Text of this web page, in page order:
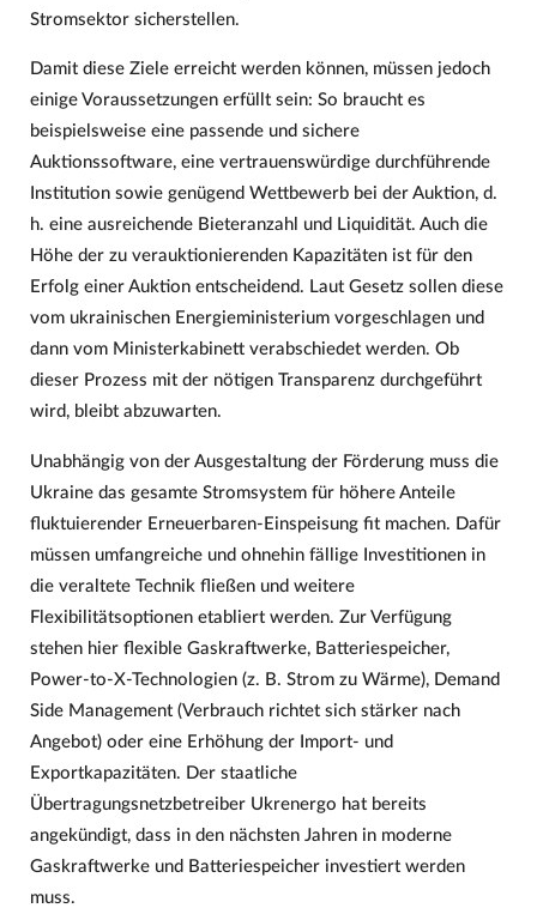
Stromsektor sicherstellen.
Damit diese Ziele erreicht werden können, müssen jedoch
einige Voraussetzungen erfüllt sein: So braucht es
beispielsweise eine passende und sichere
Auktionssoftware, eine vertrauenswürdige durchführende
Institution sowie genügend Wettbewerb bei der Auktion, d.
h. eine ausreichende Bieteranzahl und Liquidität. Auch die
Höhe der zu verauktionierenden Kapazitäten ist für den
Erfolg einer Auktion entscheidend. Laut Gesetz sollen diese
vom ukrainischen Energieministerium vorgeschlagen und
dann vom Ministerkabinett verabschiedet werden. Ob
dieser Prozess mit der nötigen Transparenz durchgeführt
wird, bleibt abzuwarten.
Unabhängig von der Ausgestaltung der Förderung muss die
Ukraine das gesamte Stromsystem für höhere Anteile
fluktuierender Erneuerbaren-Einspeisung fit machen. Dafür
müssen umfangreiche und ohnehin fällige Investitionen in
die veraltete Technik fließen und weitere
Flexibilitätsoptionen etabliert werden. Zur Verfügung
stehen hier flexible Gaskraftwerke, Batteriespeicher,
Power-to-X-Technologien (z. B. Strom zu Wärme), Demand
Side Management (Verbrauch richtet sich stärker nach
Angebot) oder eine Erhöhung der Import- und
Exportkapazitäten. Der staatliche
Übertragungsnetzbetreiber Ukrenergo hat bereits
angekündigt, dass in den nächsten Jahren in moderne
Gaskraftwerke und Batteriespeicher investiert werden
muss.